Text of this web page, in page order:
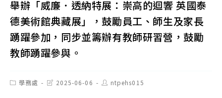
舉辦「威廉．透納特展：崇高的迴響 英國泰
德美術館典藏展」，鼓勵員工、師生及家長
踴躍參加，同步並籌辦有教師研習營，鼓勵
教師踴躍參與。
Post學務處
Post2025-06-06
Post
author:
ntpehs015